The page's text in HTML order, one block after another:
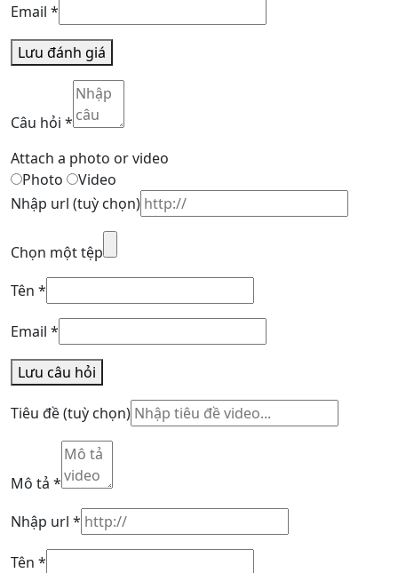
Email *
Lưu đánh giá
Câu hỏi *
Attach a photo or video
Photo
Video
Nhập url (tuỳ chọn)
Chọn một tệp
Tên *
Email *
Lưu câu hỏi
Tiêu đề(tuỳ chọn)
Mô tả *
Nhập url *
Tên *